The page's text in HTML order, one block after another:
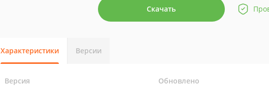
Скачать
Характеристики Версии
Версия Обновлено